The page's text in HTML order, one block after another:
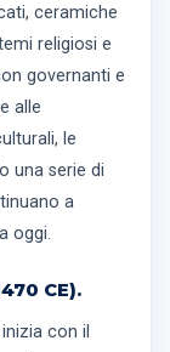
ceramiche
religiosi e
governanti e
alle
le
una serie di
a
oggi.
CE).
con il